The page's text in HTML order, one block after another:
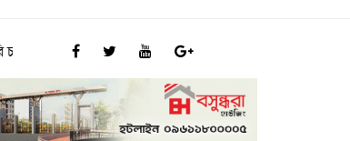
প্রতিমন্ত্রী পরিবেশ সংরক্ষণে বান্দরবান বিশ্ববিদ্যালয়ে